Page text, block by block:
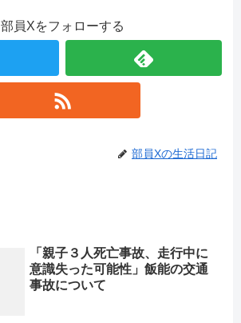
部員Xをフォローする
部員Xの生活日記
「親子３人死亡事故、走行中に
意識失った可能性」飯能の交通
事故について